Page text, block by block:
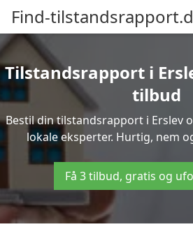
Find-
Tilstandsrapport i
tilbud
Bestil din tilstandsrapport i Erslev
lokale eksperter. Hurtig, nem
Få 3 tilbud, gratis og